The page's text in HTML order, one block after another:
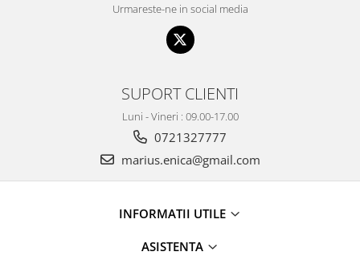
Urmareste-ne in social media
SUPORT CLIENTI
Luni - Vineri : 09.00-17.00
0721327777
marius.enica@gmail.com
INFORMATII UTILE
ASISTENTA